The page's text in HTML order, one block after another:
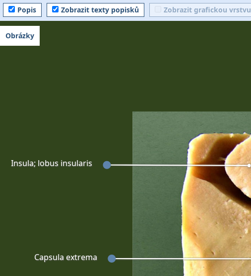
Popis Zobrazit texty popisků Zobrazit grafickou vrstvu
Insula; lobus insularis
Capsula extrema
Obrázky